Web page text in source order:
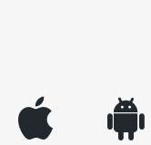
appleinc android